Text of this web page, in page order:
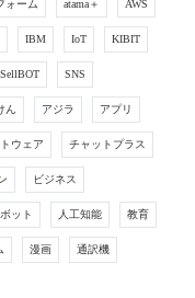
ォーム atama＋ AWS
IBM IoT KIBIT
SellBOT SNS
ん アジラ アプリ
ウェア チャットプラス
ビジネス
ット 人工知能 教育
漫画 通訳機